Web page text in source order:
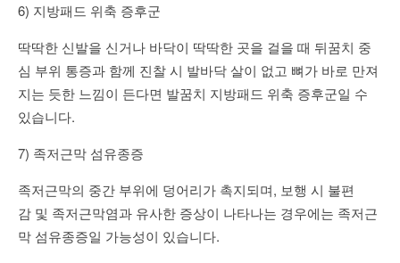
6) 지방패드 위축 증후군
딱딱한 신발을 신거나 바닥이 딱딱한 곳을 걸을 때 뒤꿈치 중
심 부위 통증과 함께 진찰 시 발바닥 살이 없고 뼈가 바로 만져
지는 듯한 느낌이 든다면 발꿈치 지방패드 위축 증후군일 수
있습니다.
7) 족저근막 섬유종증
족저근막의 중간 부위에 덩어리가 촉지되며, 보행 시 불편
감 및 족저근막염과 유사한 증상이 나타나는 경우에는 족저근
막 섬유종증일 가능성이 있습니다.